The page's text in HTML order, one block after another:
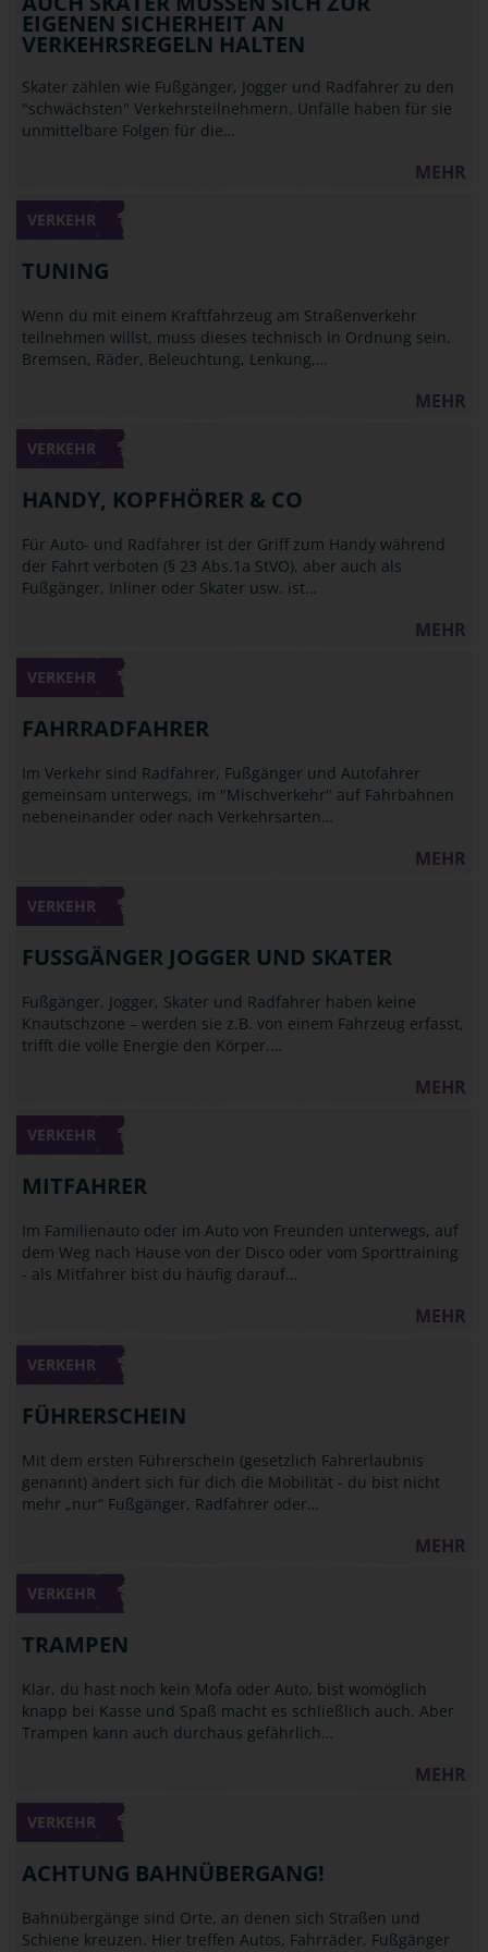
EIGENEN SICHERHEIT AN
VERKEHRSREGELN HALTEN
Skater zählen wie Fußgänger, Jogger und Radfahrer zu den
"schwächsten" Verkehrsteilnehmern. Unfälle haben für sie
unmittelbare Folgen für die…
MEHR
VERKEHR
TUNING
Wenn du mit einem Kraftfahrzeug am Straßenverkehr
teilnehmen willst, muss dieses technisch in Ordnung sein.
Bremsen, Räder, Beleuchtung, Lenkung,…
MEHR
VERKEHR
HANDY, KOPFHÖRER & CO
Für Auto- und Radfahrer ist der Griff zum Handy während
der Fahrt verboten (§ 23 Abs.1a StVO), aber auch als
Fußgänger, Inliner oder Skater usw. ist…
MEHR
VERKEHR
FAHRRADFAHRER
Im Verkehr sind Radfahrer, Fußgänger und Autofahrer
gemeinsam unterwegs, im "Mischverkehr" auf Fahrbahnen
nebeneinander oder nach Verkehrsarten…
MEHR
VERKEHR
FUSSGÄNGER JOGGER UND SKATER
Fußgänger, Jogger, Skater und Radfahrer haben keine
Knautschzone – werden sie z.B. von einem Fahrzeug erfasst,
trifft die volle Energie den Körper.…
MEHR
VERKEHR
MITFAHRER
Im Familienauto oder im Auto von Freunden unterwegs, auf
dem Weg nach Hause von der Disco oder vom Sporttraining
- als Mitfahrer bist du häufig darauf…
MEHR
VERKEHR
FÜHRERSCHEIN
Mit dem ersten Führerschein (gesetzlich Fahrerlaubnis
genannt) ändert sich für dich die Mobilität - du bist nicht
mehr „nur“ Fußgänger, Radfahrer oder…
MEHR
VERKEHR
TRAMPEN
Klar, du hast noch kein Mofa oder Auto, bist womöglich
knapp bei Kasse und Spaß macht es schließlich auch. Aber
Trampen kann auch durchaus gefährlich…
MEHR
VERKEHR
ACHTUNG BAHNÜBERGANG!
Bahnübergänge sind Orte, an denen sich Straßen und
Schiene kreuzen. Hier treffen Autos, Fahrräder, Fußgänger